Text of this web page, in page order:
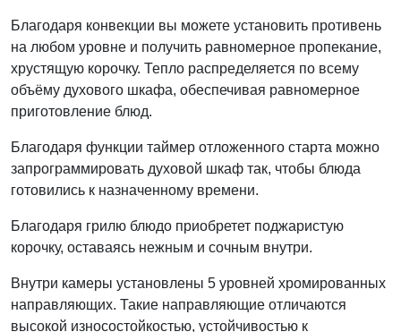
Благодаря конвекции вы можете установить противень
на любом уровне и получить равномерное пропекание,
хрустящую корочку. Тепло распределяется по всему
объёму духового шкафа, обеспечивая равномерное
приготовление блюд.
Благодаря функции таймер отложенного старта можно
запрограммировать духовой шкаф так, чтобы блюда
готовились к назначенному времени.
Благодаря грилю блюдо приобретет поджаристую
корочку, оставаясь нежным и сочным внутри.
Внутри камеры установлены 5 уровней хромированных
направляющих. Такие направляющие отличаются
высокой износостойкостью, устойчивостью к